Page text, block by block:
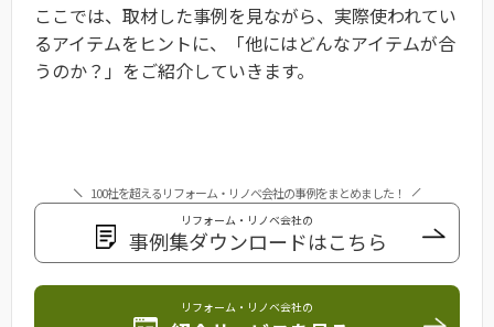
ここでは、取材した事例を見ながら、実際使われてい
るアイテムをヒントに、「他にはどんなアイテムが合
うのか？」をご紹介していきます。
100社を超えるリフォーム・リノベ会社の事例をまとめました！
リフォーム・リノベ会社の
事例集ダウンロードはこちら
リフォーム・リノベ会社の